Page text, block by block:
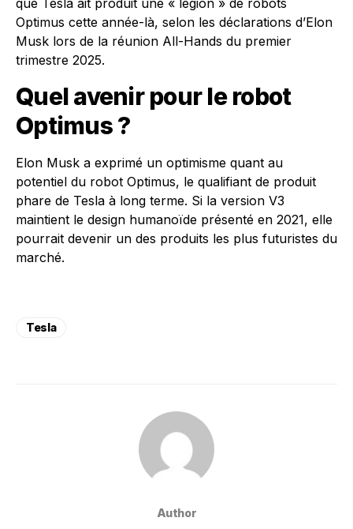
que Tesla ait produit une « légion » de robots
Optimus cette année-là, selon les déclarations d’Elon
Musk lors de la réunion All-Hands du premier
trimestre 2025.
Quel avenir pour le robot
Optimus ?
Elon Musk a exprimé un optimisme quant au
potentiel du robot Optimus, le qualifiant de produit
phare de Tesla à long terme. Si la version V3
maintient le design humanoïde présenté en 2021, elle
pourrait devenir un des produits les plus futuristes du
marché.
Tesla
Author